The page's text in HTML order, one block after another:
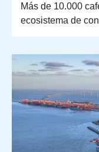
Más de 10.000
ecosistema de